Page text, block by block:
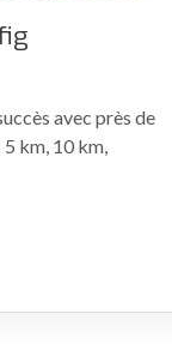
avec près de
km, 10 km,